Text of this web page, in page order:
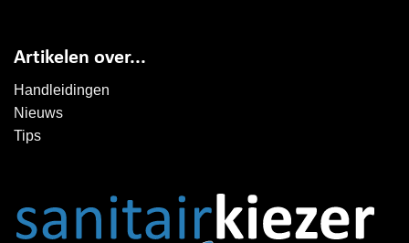
Artikelen over...
Handleidingen
Nieuws
Tips